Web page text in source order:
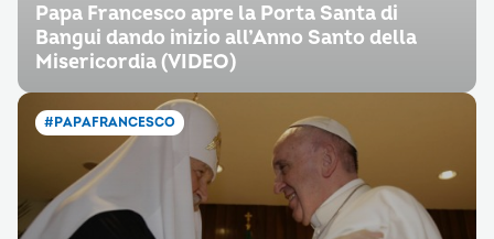
Papa Francesco apre la Porta Santa di
Bangui dando inizio all’Anno Santo della
Misericordia (VIDEO)
#PAPAFRANCESCO